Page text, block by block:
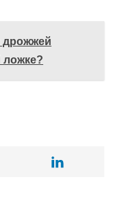
дрожжей
ложке?